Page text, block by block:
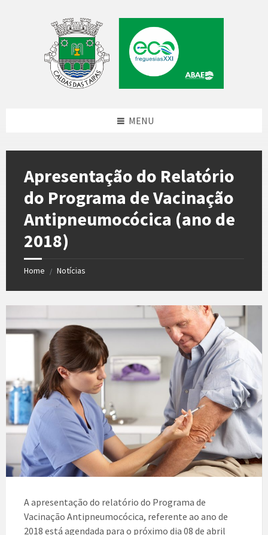
MENU
Apresentação do Relatório
do Programa de Vacinação
Antipneumocócica (ano de
2018)
Home / Notícias
A apresentação do relatório do Programa de
Vacinação Antipneumocócica, referente ao ano de
2018 está agendada para o próximo dia 08 de abril